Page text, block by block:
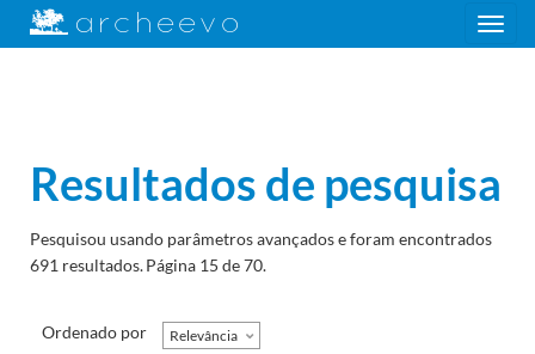
Toggle
navigation
Resultados de pesquisa
Pesquisou usando parâmetros avançados e foram encontrados
691 resultados.Página 15 de 70.
Ordenado por Relevância